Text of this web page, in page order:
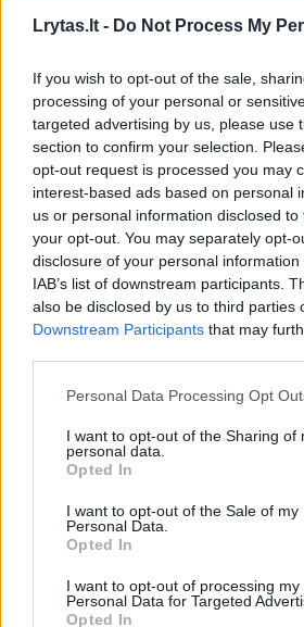
Lrytas.lt - Do Not Process My
If you wish to opt-out of the sale,
processing of your personal or
targeted advertising by us, please use
section to confirm your selection.
opt-out request is processed you may
interest-based ads based on personal
us or personal information disclosed
your opt-out. You may separately opt-
disclosure of your personal
IAB’s list of downstream participants.
also be disclosed by us to third parties
Downstream Participants that may
Personal Data Processing Opt
I want to opt-out of the Sharing of
personal data.
Opted In
I want to opt-out of the Sale of my
Personal Data.
Opted In
I want to opt-out of processing my
Personal Data for Targeted
Opted In
Dronai Vokietijoje kelia vis daugiau
pastebėti virš karinės bazės
Žinios Pasaulis
Visi įrašai
Žiūrimiausi
Vaizdai iš tragiškos avarijos
Žinios | Lietuvos diena
Savaitės vidurys nusimato
32 laipsnių šilumos
Žinios | Orai